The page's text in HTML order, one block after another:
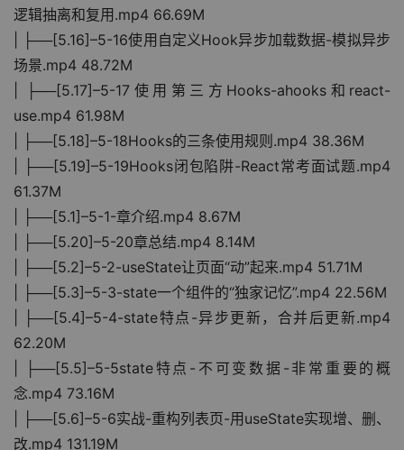
逻辑抽离和复用.mp4 66.69M
| ├──[5.16]–5-16使用自定义Hook异步加载数据-模拟异步
场景.mp4 48.72M
| ├──[5.17]–5-17使用第三方Hooks-ahooks和react-
use.mp4 61.98M
| ├──[5.18]–5-18Hooks的三条使用规则.mp4 38.36M
| ├──[5.19]–5-19Hooks闭包陷阱-React常考面试题.mp4
61.37M
| ├──[5.1]–5-1-章介绍.mp4 8.67M
| ├──[5.20]–5-20章总结.mp4 8.14M
| ├──[5.2]–5-2-useState让页面“动”起来.mp4 51.71M
| ├──[5.3]–5-3-state一个组件的“独家记忆”.mp4 22.56M
| ├──[5.4]–5-4-state特点-异步更新，合并后更新.mp4
62.20M
| ├──[5.5]–5-5state特点-不可变数据-非常重要的概
念.mp4 73.16M
| ├──[5.6]–5-6实战-重构列表页-用useState实现增、删、
改.mp4 131.19M